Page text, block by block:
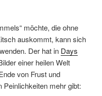
möchte, die ohne
auskommt, kann sich
Der hat in Days
einer heilen Welt
von Frust und
mehr gibt: